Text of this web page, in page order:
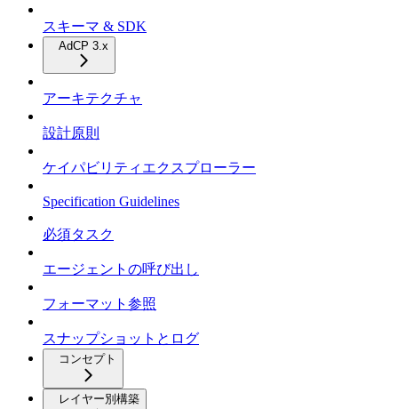
スキーマ & SDK
AdCP 3.x
アーキテクチャ
設計原則
ケイパビリティエクスプローラー
Specification Guidelines
必須タスク
エージェントの呼び出し
フォーマット参照
スナップショットとログ
コンセプト
レイヤー別構築